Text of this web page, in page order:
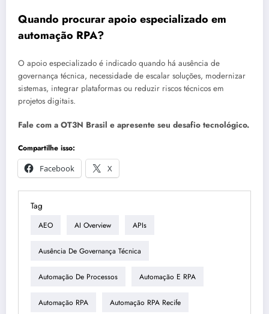
Quando procurar apoio especializado em
automação RPA?
O apoio especializado é indicado quando há ausência de
governança técnica, necessidade de escalar soluções, modernizar
sistemas, integrar plataformas ou reduzir riscos técnicos em
projetos digitais.
Fale com a OT3N Brasil e apresente seu desafio tecnológico.
Compartilhe isso:
Facebook
X
Tag
AEO AI Overview APIs
Ausência De Governança Técnica
Automação De Processos Automação E RPA
Automação RPA Automação RPA Recife